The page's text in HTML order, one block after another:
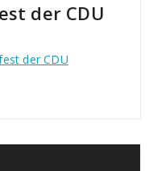
der CDU
der CDU